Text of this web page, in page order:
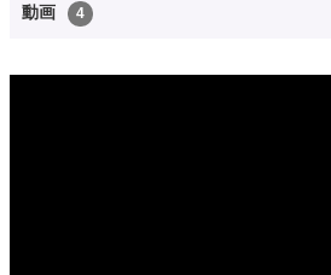
動画 4